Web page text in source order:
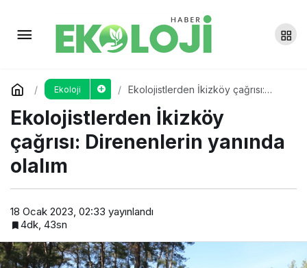
Ekoloji
Ekolojistlerden İkizköy çağrısı:
Ekolojistlerden İkizköy
çağrısı: Direnenlerin yanında
olalım
18 Ocak 2023, 02:33 yayınlandı
4dk, 43sn
Erzurum, Kars, Ardahan ve
Ağrı’da dondurucu soğuklar etkili
oluyor
Yorum Yap Paylaş